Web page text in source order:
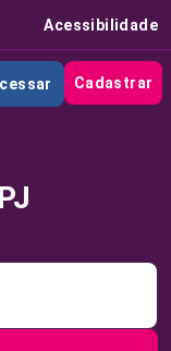
Acessibilidade
Cadastrar